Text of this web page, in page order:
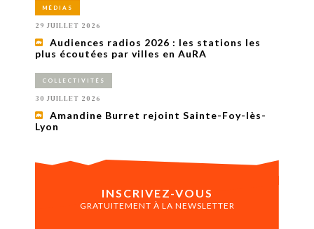
MÉDIAS
29 JUILLET 2026
Audiences radios 2026 : les stations les
plus écoutées par villes en AuRA
COLLECTIVITÉS
30 JUILLET 2026
Amandine Burret rejoint Sainte-Foy-lès-
Lyon
INSCRIVEZ-VOUS
GRATUITEMENT À LA NEWSLETTER